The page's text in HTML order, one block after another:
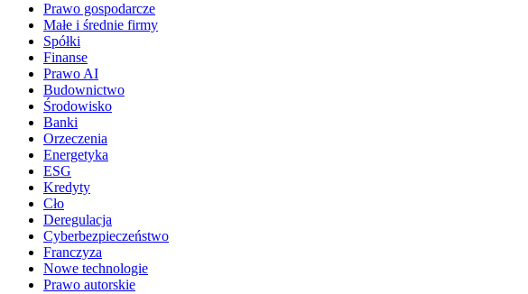
Prawo gospodarcze
Małe i średnie firmy
Spółki
Finanse
Prawo AI
Budownictwo
Środowisko
Banki
Orzeczenia
Energetyka
ESG
Kredyty
Cło
Deregulacja
Cyberbezpieczeństwo
Franczyza
Nowe technologie
Prawo autorskie